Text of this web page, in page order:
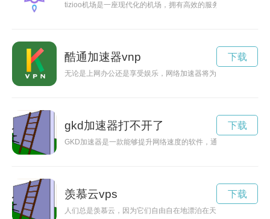
tizioo机场是一座现代化的机场，拥有高效的服务和便利的设施
酷通加速器vnp
无论是上网办公还是享受娱乐，网络加速器将为您提供更加畅
下载
gkd加速器打不开了
GKD加速器是一款能够提升网络速度的软件，通过优化数据传
下载
羡慕云vps
人们总是羡慕云，因为它们自由自在地漂泊在天空中，从不受
下载